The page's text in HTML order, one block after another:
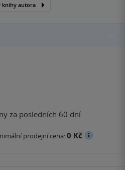
knihy autora
za posledních 60 dní.
prodejní cena:0 Kč